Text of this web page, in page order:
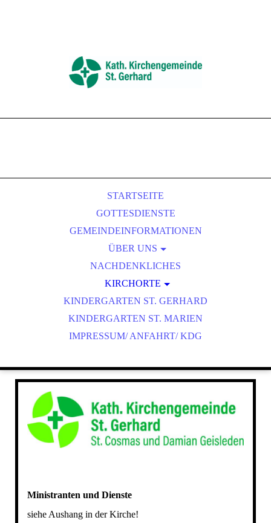
STARTSEITE
GOTTESDIENSTE
GEMEINDEINFORMATIONEN
ÜBER UNS
GREMIEN
KIRCHENMUSIK
UNSERE ORGELN
NACHDENKLICHES
KIRCHORTE
ST. GERHARD HEILIGENSTADT
ST. COSMAS UND DAMIAN GEISLEDEN
ST. NIKOLAUS HEUTHEN
KINDERGARTEN ST. GERHARD
KINDERGARTEN ST. MARIEN
IMPRESSUM/ ANFAHRT/ KDG
Ministranten und Dienste
siehe Aushang in der Kirche!